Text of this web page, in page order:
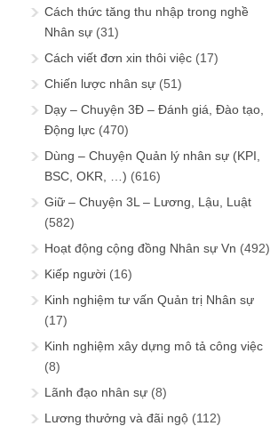
Cách thức tăng thu nhập trong nghề
Nhân sự (31)
Cách viết đơn xin thôi việc (17)
Chiến lược nhân sự (51)
Dạy – Chuyện 3Đ – Đánh giá, Đào tạo,
Động lực (470)
Dùng – Chuyện Quản lý nhân sự (KPI,
BSC, OKR, …) (616)
Giữ – Chuyện 3L – Lương, Lậu, Luật
(582)
Hoạt động cộng đồng Nhân sự Vn (492)
Kiếp người (16)
Kinh nghiệm tư vấn Quản trị Nhân sự
(17)
Kinh nghiệm xây dựng mô tả công việc
(8)
Lãnh đạo nhân sự (8)
Lương thưởng và đãi ngộ (112)